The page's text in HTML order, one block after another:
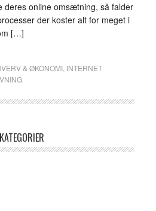
deres online omsætning, så falder
der koster alt for meget i
[…]
& ØKONOMI, INTERNET
KATEGORIER